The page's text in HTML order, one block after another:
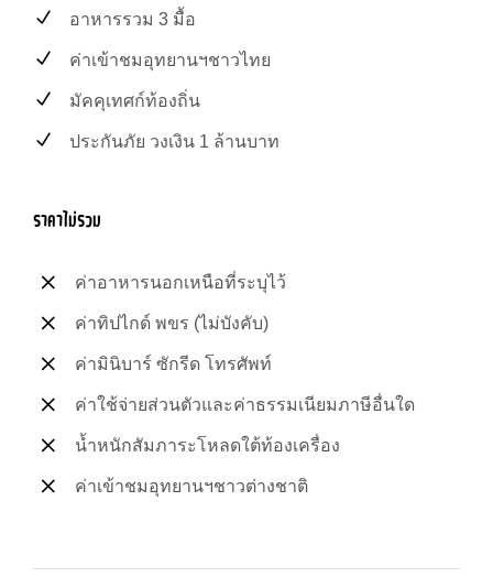
อาหารรวม 3 มื้อ
ค่าเข้าชมอุทยานฯชาวไทย
มัคคุเทศก์ท้องถิ่น
ประกันภัย วงเงิน 1 ล้านบาท
ราคาไม่รวม
ค่าอาหารนอกเหนือที่ระบุไว้
ค่าทิปไกด์ พขร (ไม่บังคับ)
ค่ามินิบาร์ ซักรีด โทรศัพท์
ค่าใช้จ่ายส่วนตัวและค่าธรรมเนียมภาษีอื่นใด
น้ำหนักสัมภาระโหลดใต้ท้องเครื่อง
ค่าเข้าชมอุทยานฯชาวต่างชาติ